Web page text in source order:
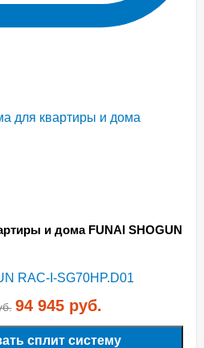
и дома FUNAI SHOGUN
94 945руб.
сплит систему